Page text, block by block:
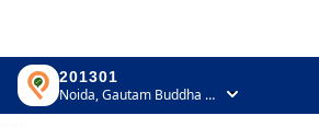
201301
Noida, Gautam Buddha Nagar, Uttar Pradesh
Home